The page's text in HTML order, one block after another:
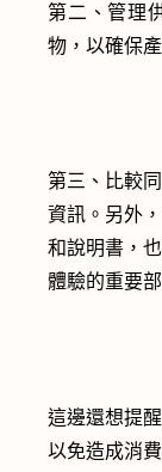
第二、管理
物，以確保
第三、比較
資訊。另外
和說明書，
體驗的重要部
這邊還想提
以免造成消